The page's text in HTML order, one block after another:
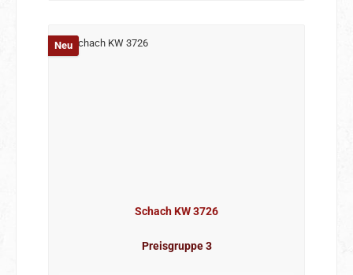
Neu
Schach KW 3726
Preisgruppe 3